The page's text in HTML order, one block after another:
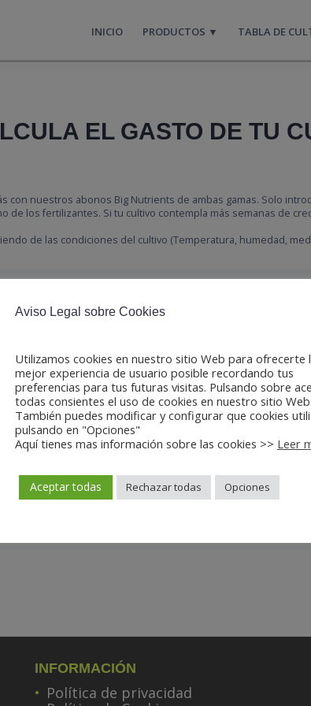
INICIO PRODUCTOS ▼ TABLA DE
EL GASTO DE TU
nuestros abonos Big Nutrients de ambas gamas. Solo
de los fertilizantes. Si tu cultivo contempla más semanas de
de las condiciones del cultivo (Temperatura, humedad,
Semanas de floración Capacidad (L) de las
INFORMACIÓN
Política de privacidad
Aviso Legal sobre Cookies
Utilizamos cookies en nuestro sitio Web para ofrecerte
mejor experiencia de usuario posible recordando tus
preferencias para tus futuras visitas. Pulsando sobre
todas consientes el uso de cookies en nuestro sitio Web.
También puedes modificar y configurar que cookies
pulsando en "Opciones"
Aquí tienes mas información sobre las cookies >> Leer
Aceptar todas Rechazar todas Opciones